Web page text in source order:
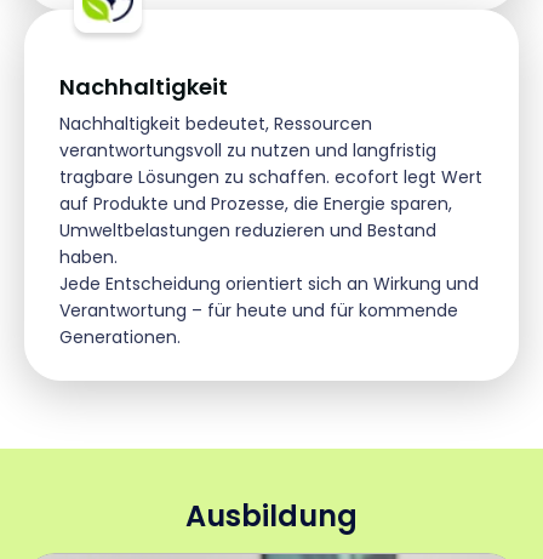
Nachhaltigkeit
Nachhaltigkeit bedeutet, Ressourcen
verantwortungsvoll zu nutzen und langfristig
tragbare Lösungen zu schaffen. ecofort legt Wert
auf Produkte und Prozesse, die Energie sparen,
Umweltbelastungen reduzieren und Bestand
haben.
Jede Entscheidung orientiert sich an Wirkung und
Verantwortung – für heute und für kommende
Generationen.
Ausbildung